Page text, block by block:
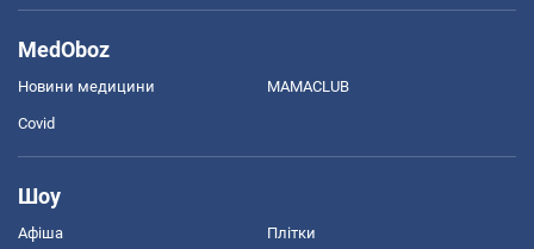
MedOboz
Новини медицини MAMACLUB
Covid
Шоу
Афіша Плітки